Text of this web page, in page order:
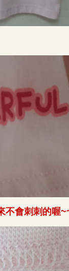
不會刺刺的喔